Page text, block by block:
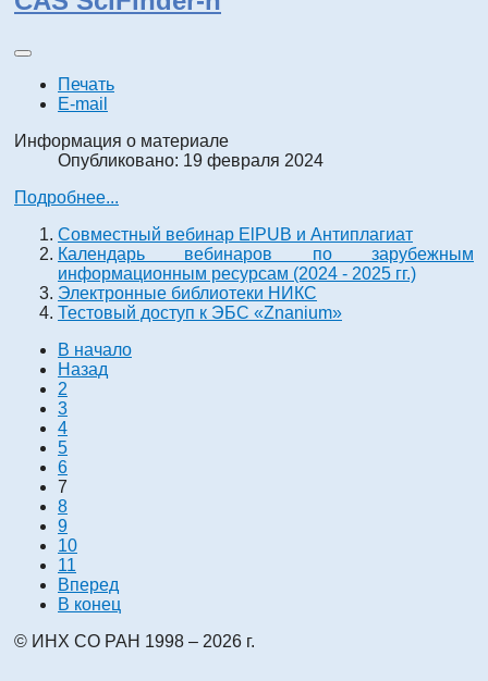
Печать
E-mail
Информация о материале
Опубликовано: 19 февраля 2024
Подробнее...
Совместный вебинар ElPUB и Антиплагиат
Календарь вебинаров по зарубежным
информационным ресурсам (2024 - 2025 гг.)
Электронные библиотеки НИКС
Тестовый доступ к ЭБС «Znanium»
В начало
Назад
2
3
4
5
6
7
8
9
10
11
Вперед
В конец
© ИНХ СО РАН 1998 – 2026 г.